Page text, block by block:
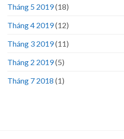
Tháng 5 2019(18)
Tháng 4 2019(12)
Tháng 3 2019(11)
Tháng 2 2019(5)
Tháng 7 2018 (1)